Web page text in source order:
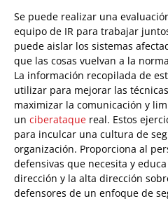
Se puede realizar una
equipo de IR para trabajar
puede aislar los sistemas
que las cosas vuelvan a la
La información recopilada de
utilizar para mejorar las
maximizar la comunicación y
un ciberataque real. Estos
para inculcar una cultura de
organización. Proporciona al
defensivas que necesita y
dirección y la alta dirección
defensores de un enfoque de